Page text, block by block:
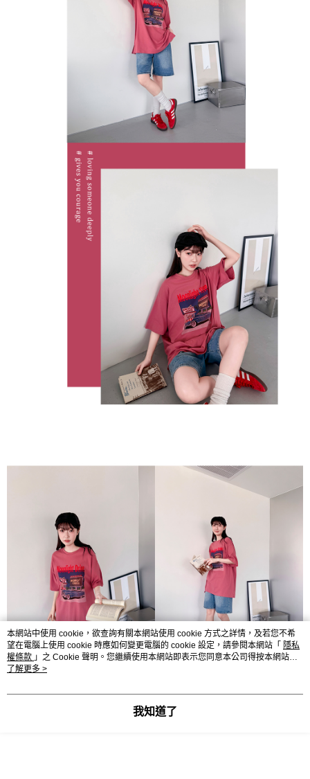
本網站中使用 cookie，欲查詢有關本網站使用 cookie 方式之詳情，及若您不希
望在電腦上使用 cookie 時應如何變更電腦的 cookie 設定，請參閱本網站「 隱私
權條款 」之 Cookie 聲明。您繼續使用本網站即表示您同意本公司得按本網站使
用條款之 Cookie 聲明使用 cookie。
了解更多 >
我知道了